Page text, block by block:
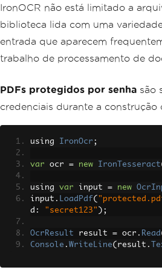
IronOCR não está limitado a
biblioteca lida com uma
entrada que aparecem
trabalho de processamento de
PDFs protegidos por senha são
credenciais durante a construção
using IronOcr ;
var ocr = new IronTesseract
using var input = new
input . LoadPdf(
d : "secret123" );
OcrResult result = ocr . Read
Console . WriteLine( result .